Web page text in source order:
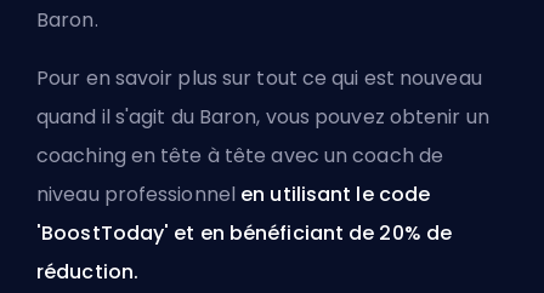
Baron.
Pour en savoir plus sur tout ce qui est nouveau
quand il s'agit du Baron, vous pouvez obtenir un
coaching en tête à tête avec uncoach de
niveau professionnel en utilisant le code
'BoostToday' et en bénéficiant de 20% de
réduction.